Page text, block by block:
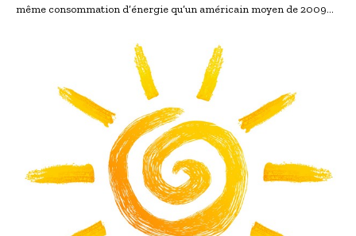
même consommation d’énergie qu’un américain moyen de 2009…